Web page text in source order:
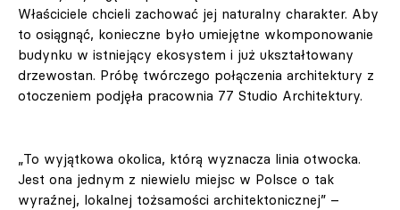
Właściciele chcieli zachować jej naturalny charakter. Aby
to osiągnąć, konieczne było umiejętne wkomponowanie
budynku w istniejący ekosystem i już ukształtowany
drzewostan. Próbę twórczego połączenia architektury z
otoczeniem podjęła pracownia 77 Studio Architektury.
„To wyjątkowa okolica, którą wyznacza linia otwocka.
Jest ona jednym z niewielu miejsc w Polsce o tak
wyraźnej, lokalnej tożsamości architektonicznej” –